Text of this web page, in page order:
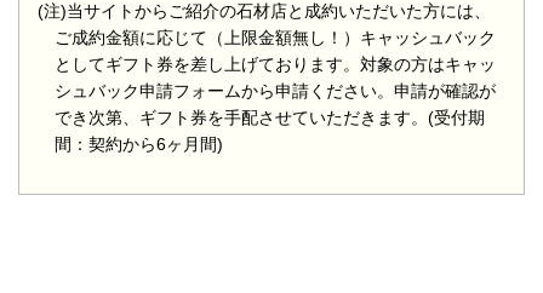
(注)当サイトからご紹介の石材店と成約いただいた方には、
ご成約金額に応じて（上限金額無し！）キャッシュバック
としてギフト券を差し上げております。対象の方はキャッ
シュバック申請フォームから申請ください。申請が確認が
でき次第、ギフト券を手配させていただきます。(受付期
間：契約から6ヶ月間)